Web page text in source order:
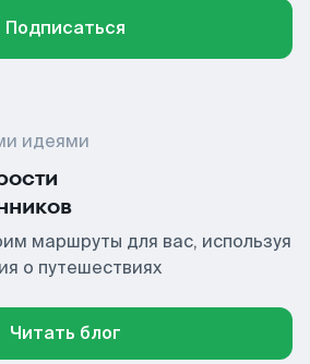
Подписаться
идеями
маршруты для вас, используя
о путешествиях
Читать блог